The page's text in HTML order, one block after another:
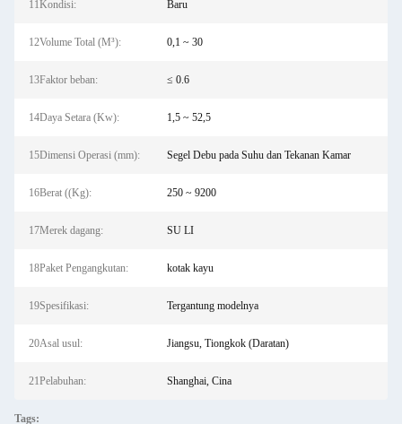
11Kondisi: Baru
12Volume Total (M³): 0,1 ~ 30
13Faktor beban: ≤ 0.6
14Daya Setara (Kw): 1,5 ~ 52,5
15Dimensi Operasi (mm): Segel Debu pada Suhu dan Tekanan Kamar
16Berat ((Kg): 250 ~ 9200
17Merek dagang: SU LI
18Paket Pengangkutan: kotak kayu
19Spesifikasi: Tergantung modelnya
20Asal usul: Jiangsu, Tiongkok (Daratan)
21Pelabuhan: Shanghai, Cina
Tags: